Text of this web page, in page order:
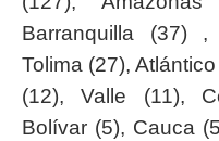
Barranquilla (37)
Tolima (27),
(12), Valle (11),
Bolívar (5), Cauca